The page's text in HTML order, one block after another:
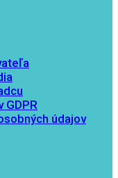
GDPR
údajov